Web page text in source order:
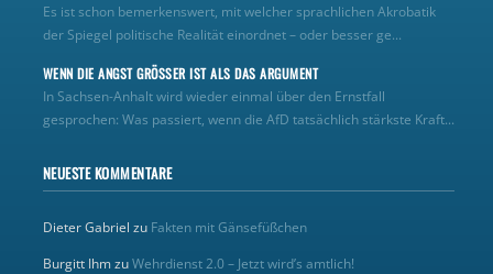
Es ist schon bemerkenswert, mit welcher sprachlichen Akrobatik
der Spiegel politische Realität einordnet – oder besser ge...
WENN DIE ANGST GRÖSSER IST ALS DAS ARGUMENT
In Sachsen-Anhalt wird wieder einmal über den Ernstfall
gesprochen: Was passiert, wenn die AfD tatsächlich stärkste Kraft...
NEUESTE KOMMENTARE
Dieter Gabriel zu Fakten mit Gänsefüßchen
Burgitt IhmzuWehrdienst 2.0 – Jetzt wird’s amtlich!